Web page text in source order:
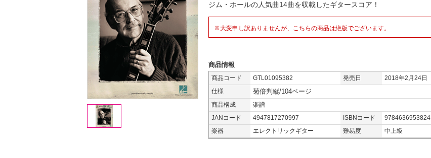
ジム・ホールの人気曲14曲を収載したギタースコア！
※大変申し訳ありませんが、こちらの商品は絶版でございます。
商品情報
商品コード GTL01095382 発売日
2018年2月24日
仕様
菊倍判縦/104ページ
商品構成
楽譜
JANコード
4947817270997 ISBNコード
9784636953824
楽器
エレクトリックギター 難易度 中上級